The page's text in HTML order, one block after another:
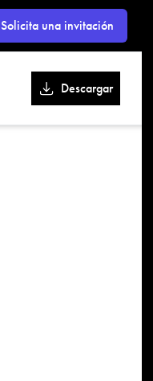
Solicita una invitación
Descargar